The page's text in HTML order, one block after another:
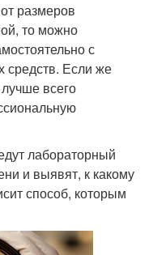
размеров
то можно
с
Если же
всего
лабораторный
и выявят, к какому
способ, которым